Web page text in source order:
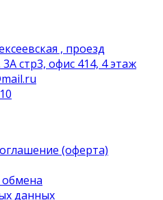
, проезд
стр3, офис 414, 4 этаж
(оферта)
данных